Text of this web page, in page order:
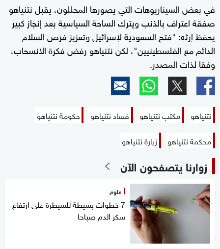
في بعض السيناريوهات التي يصورها المحللون، يقبل نتنياهو
صفقة اعتراف بالذنب ويترك الساحة السياسية بعد إنجاز كبير
يحفظ إرثه: "فتح السعودية لإسرائيل وتعزيز فرص السلام
الدائم مع الفلسطينيين"، لكن نتنياهو رفض فكرة الانسحاب،
وفقا لذات المصدر.
نتنياهو مكتب نتنياهو فساد نتنياهو
حكومة نتنياهو
محكمة نتنياهو
زيارة نتنياهو
زوارنا يتصفحون الآن
علوم
7 خطوات بسيطة للسيطرة على ارتفاع
سكر الدم صباحا